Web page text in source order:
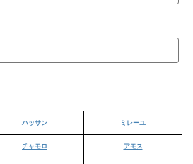
ハッサン ミレーユ
チャモロ アモス